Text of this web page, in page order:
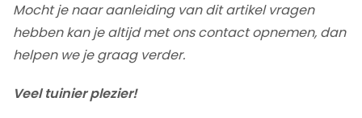
Mocht je naar aanleiding van dit artikel vragen
hebben kan je altijd met ons contact opnemen, dan
helpen we je graag verder.
Veel tuinier plezier!